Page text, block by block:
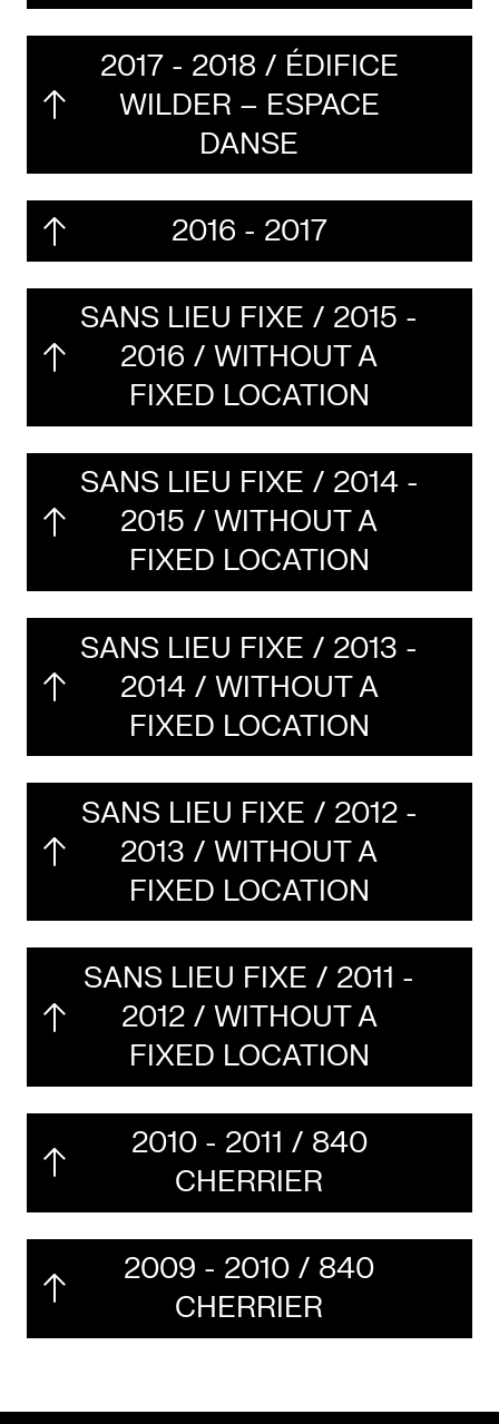
2017 - 2018 / ÉDIFICE
WILDER – ESPACE
DANSE
2016 - 2017
SANS LIEU FIXE / 2015 -
2016 / WITHOUT A
FIXED LOCATION
SANS LIEU FIXE / 2014 -
2015 / WITHOUT A
FIXED LOCATION
SANS LIEU FIXE / 2013 -
2014 / WITHOUT A
FIXED LOCATION
SANS LIEU FIXE / 2012 -
2013 / WITHOUT A
FIXED LOCATION
SANS LIEU FIXE / 2011 -
2012 / WITHOUT A
FIXED LOCATION
2010 - 2011 / 840
CHERRIER
2009 - 2010 / 840
CHERRIER